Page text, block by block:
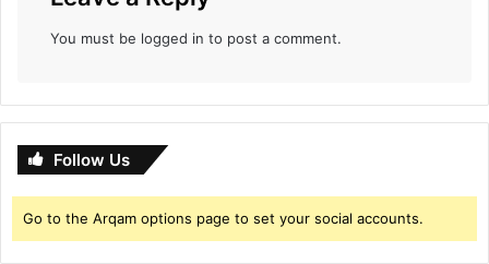
You must be logged in to post a comment.
Follow Us
Go to the Arqam options page to set your social accounts.